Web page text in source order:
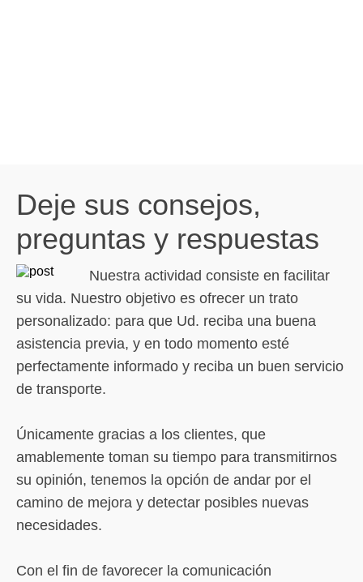
Deje sus consejos,
preguntas y respuestas
Nuestra actividad consiste en facilitar
su vida. Nuestro objetivo es ofrecer un trato
personalizado: para que Ud. reciba una buena
asistencia previa, y en todo momento esté
perfectamente informado y reciba un buen servicio
de transporte.
Únicamente gracias a los clientes, que
amablemente toman su tiempo para transmitirnos
su opinión, tenemos la opción de andar por el
camino de mejora y detectar posibles nuevas
necesidades.
Con el fin de favorecer la comunicación